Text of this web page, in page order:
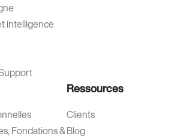
intelligence
Fondations &
Ressources
Clients
Blog